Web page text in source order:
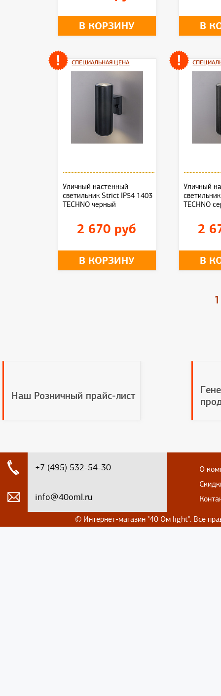
В КОРЗИНУ В
СПЕЦИАЛЬНАЯ ЦЕНА
Уличный настенный
светильник Strict IP54 1403
TECHNO черный
2 670 руб
В КОРЗИНУ
Уличный
TECHNO
2
В
1
Наш Розничный прайс-лист
+7 (495) 532-54-30
info@40oml.ru
О
© Интернет-магазин "40 Ом light". Все